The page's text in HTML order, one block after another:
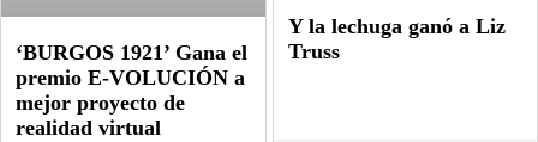
‘BURGOS 1921’ Gana el
premio E-VOLUCIÓN a
mejor proyecto de
realidad virtual
Y la lechuga ganó a Liz
Truss